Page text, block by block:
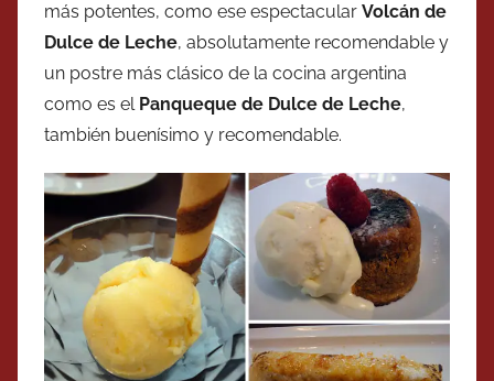
más potentes, como ese espectacular Volcán de
Dulce de Leche, absolutamente recomendable y
un postre más clásico de la cocina argentina
como es el Panqueque de Dulce de Leche,
también buenísimo y recomendable.